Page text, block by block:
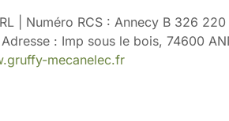
| Numéro RCS : Annecy B 326
: Imp sous le bois, 74600
mecanelec.fr